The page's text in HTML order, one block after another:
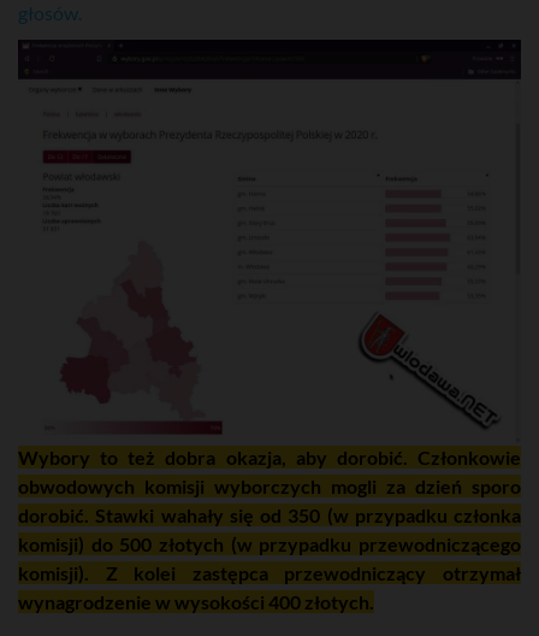
głosów.
Wybory to też dobra okazja, aby dorobić. Członkowie
obwodowych komisji wyborczych mogli za dzień sporo
dorobić. Stawki wahały się od 350 (w przypadku członka
komisji) do 500 złotych (w przypadku przewodniczącego
komisji). Z kolei zastępca przewodniczący otrzymał
wynagrodzenie w wysokości 400 złotych.